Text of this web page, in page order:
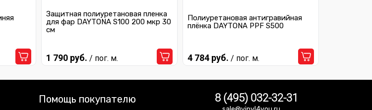
Защитная полиуретановая пленка
для фар DAYTONA S100 200 мкр 30
см
1 790 руб. / пог. м.
Полиуретановая антигравийная
плёнка DAYTONA PPF S500
4 784 руб. / пог. м.
Помощь покупателю 8 (495) 032-32-31